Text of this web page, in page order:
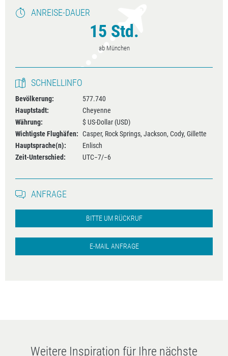
ANREISE-DAUER
15 Std.
ab München
SCHNELLINFO
Bevölkerung:
577.740
Hauptstadt:
Cheyenne
Währung:
$ US-Dollar (USD)
Wichtigste Flughäfen: Casper, Rock Springs, Jackson, Cody, Gillette
Hauptsprache(n):
Enlisch
Zeit-Unterschied:
UTC−7/−6
ANFRAGE
BITTE UM RÜCKRUF
E-MAIL ANFRAGE
Weitere Inspiration für Ihre nächste